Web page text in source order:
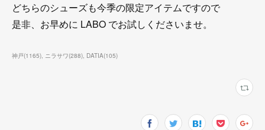
どちらのシューズも今季の限定アイテムですので
是非、お早めに LABO でお試しくださいませ。
神戸(1165) ニラサワ(288) DATIA(105)